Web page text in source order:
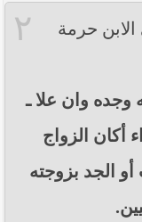
الدينية العليا
عبد المهدي
في محافظتي
بقية
-دام ظلّه
٢
حرمة
وجده وان علا ـ
أكان الزواج
الجد بزوجته